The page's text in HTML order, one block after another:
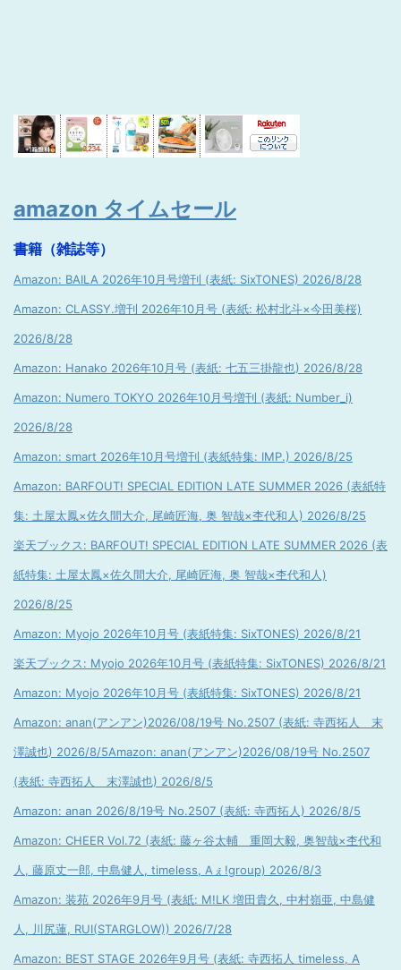
amazon タイムセール
書籍（雑誌等）
Amazon: BAILA 2026年10月号増刊 (表紙: SixTONES) 2026/8/28
Amazon: CLASSY.増刊 2026年10月号 (表紙: 松村北斗×今田美桜)
2026/8/28
Amazon: Hanako 2026年10月号 (表紙: 七五三掛龍也) 2026/8/28
Amazon: Numero TOKYO 2026年10月号増刊 (表紙: Number_i)
2026/8/28
Amazon: smart 2026年10月号増刊 (表紙特集: IMP.) 2026/8/25
Amazon: BARFOUT! SPECIAL EDITION LATE SUMMER 2026 (表紙特
集: 土屋太鳳×佐久間大介, 尾崎匠海, 奥 智哉×杢代和人) 2026/8/25
楽天ブックス: BARFOUT! SPECIAL EDITION LATE SUMMER 2026 (表
紙特集: 土屋太鳳×佐久間大介, 尾崎匠海, 奥 智哉×杢代和人)
2026/8/25
Amazon: Myojo 2026年10月号 (表紙特集: SixTONES) 2026/8/21
楽天ブックス: Myojo 2026年10月号 (表紙特集: SixTONES) 2026/8/21
Amazon: Myojo 2026年10月号 (表紙特集: SixTONES) 2026/8/21
Amazon: anan(アンアン)2026/08/19号 No.2507 (表紙: 寺西拓人 末
澤誠也) 2026/8/5Amazon: anan(アンアン)2026/08/19号 No.2507
(表紙: 寺西拓人 末澤誠也) 2026/8/5
Amazon: anan 2026/8/19号 No.2507 (表紙: 寺西拓人) 2026/8/5
Amazon: CHEER Vol.72 (表紙: 藤ヶ谷太輔 重岡大毅, 奥智哉×杢代和
人, 藤原丈一郎, 中島健人, timeless, Aぇ!group) 2026/8/3
Amazon: 装苑 2026年9月号 (表紙: M!LK 増田貴久, 中村嶺亜, 中島健
人, 川尻蓮, RUI(STARGLOW)) 2026/7/28
Amazon: BEST STAGE 2026年9月号 (表紙: 寺西拓人 timeless, A